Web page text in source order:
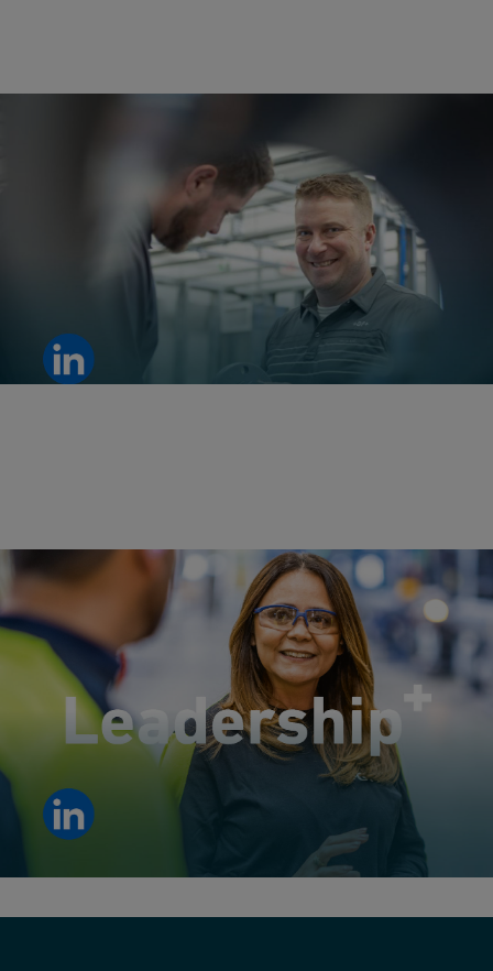
在 GF，创新源于协作。凭借共同的目标和团队合作，我们的团
队在短时间内取得了一项重要突破。
查看 LinkedIn 帖子
领导力始于成长：
赋能员工培养引领团队、创造影响力的能力。
查看 LinkedIn 帖子